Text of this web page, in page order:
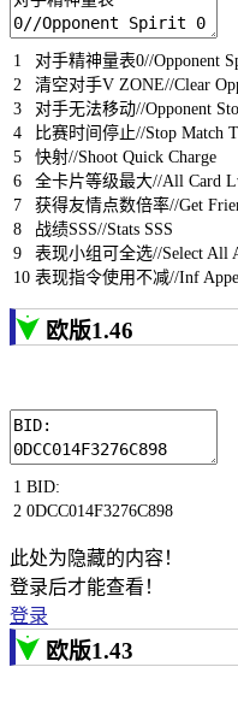
1
2
3
4
5
6
7
8
9
10
对手精神量表0//Opponent
清空对手V ZONE//Clear
对手无法移动//Opponent
比赛时间停止//Stop Match
快射//Shoot Quick Charge
全卡片等级最大//All Card
获得友情点数倍率//Get
战绩SSS//Stats SSS
表现小组可全选//Select All
表现指令使用不减//Inf
欧版1.46
1
2
BID:
0DCC014F3276C898
此处为隐藏的内容！
登录后才能查看！
登录
欧版1.43